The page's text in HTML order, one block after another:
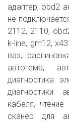
адаптер, obd2
не
2112, 2110,
k-line, gm12,
ваз,
автотема,
диагностика
диагностики
кабеля,
сканер для